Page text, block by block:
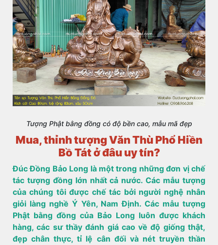
Tượng Phật bằng đồng có độ bền cao, mẫu mã đẹp
Mua, thỉnh tượng Văn Thù Phổ Hiền
Bồ Tát ở đâu uy tín?
Đúc Đồng Bảo Long là một trong những đơn vị chế
tác tượng đồng lớn nhất cả nước. Các mẫu tượng
của chúng tôi được chế tác bởi người nghệ nhân
giỏi làng nghề Ý Yên, Nam Định. Các mẫu tượng
Phật bằng đồng của Bảo Long luôn được khách
hàng, các sư thầy đánh giá cao về độ giống thật,
đẹp chân thực, tỉ lệ cân đối và nét truyền thần